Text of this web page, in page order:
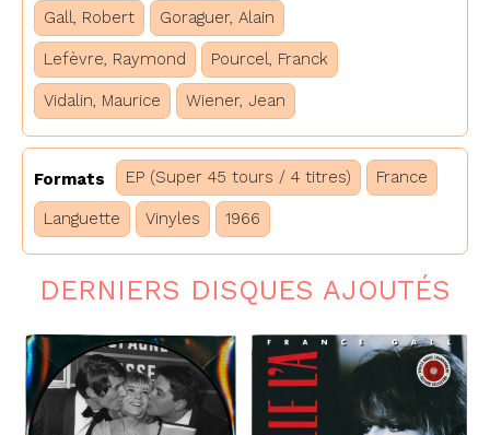
Gall, Robert Goraguer, Alain
Lefèvre, Raymond Pourcel, Franck
Vidalin, Maurice Wiener, Jean
Formats EP (Super 45 tours / 4 titres) France
Languette Vinyles 1966
DERNIERS DISQUES AJOUTÉS